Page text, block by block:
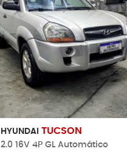
HYUNDAI TUCSON
2.0 16V 4P GL Automático